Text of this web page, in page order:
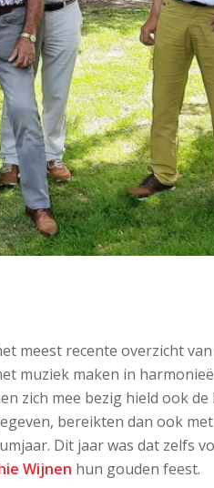
meest recente overzicht van
muziek maken in
zich mee bezig hield ook
bereikten dan ook
Dit jaar was dat zelfs
Wijnen hun gouden feest.